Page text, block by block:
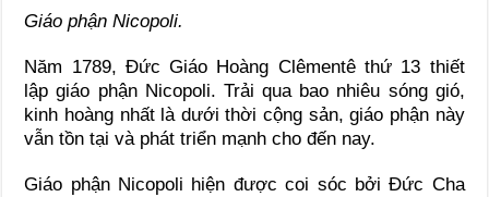
Giáo phận Nicopoli.
Năm 1789, Đức Giáo Hoàng Clêmentê thứ 13 thiết
lập giáo phận Nicopoli. Trải qua bao nhiêu sóng gió,
kinh hoàng nhất là dưới thời cộng sản, giáo phận này
vẫn tồn tại và phát triển mạnh cho đến nay.
Giáo phận Nicopoli hiện được coi sóc bởi Đức Cha